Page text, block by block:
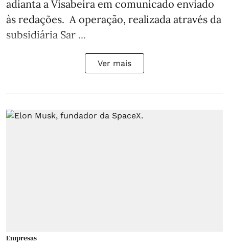
adianta a Visabeira em comunicado enviado
às redações. A operação, realizada através da
subsidiária Sar ...
Ver mais
Empresas